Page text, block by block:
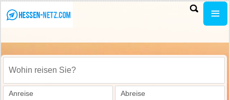
Wohin reisen Sie?
Anreise Abreise